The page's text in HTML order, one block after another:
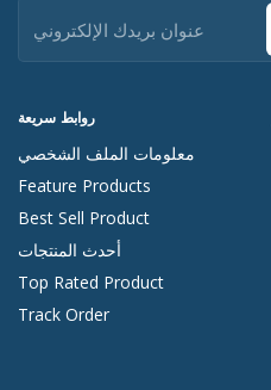
روابط سريعة
معلومات الملف الشخصي
Feature Products
Best Sell Product
أحدث المنتجات
Top Rated Product
Track Order